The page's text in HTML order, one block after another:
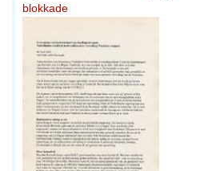
blokkade